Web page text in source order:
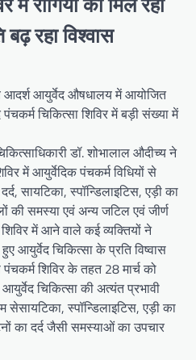
रहा विश्वास
आदर्श आयुर्वेद औषधालय में आयोजित
चिकित्सा शिविर में बड़ी संख्या में
डॉ. शोभालाल औदीच्य ने
में आयुर्वेदिक पंचकर्म विधियों से
सायटिका, स्पॉन्डिलाइटिस, एड़ी का
की समस्या एवं अन्य जटिल एवं जीर्ण
में आने वाले कई व्यक्तियों ने
आयुर्वेद चिकित्सा के प्रति विष्वास
शिविर के तहत 28 मार्च को
आयुर्वेद चिकित्सा की अत्यंत प्रभावी
सेसायटिका, स्पॉन्डिलाइटिस, एड़ी का
का दर्द जैसी समस्याओं का उपचार